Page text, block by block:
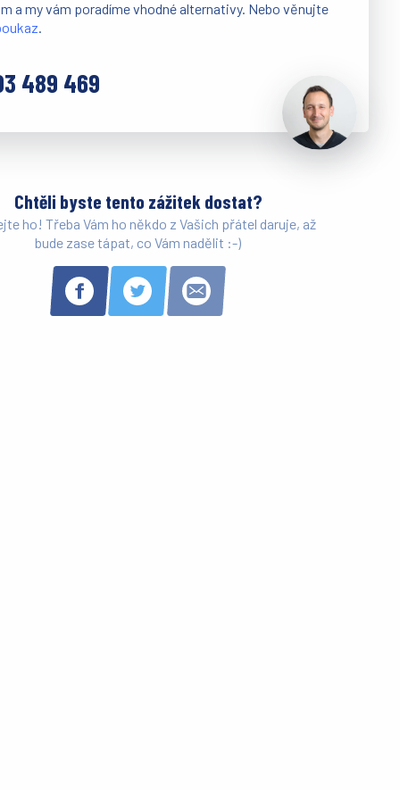
a my vám poradíme vhodné alternativy. Nebo věnujte
.
489 469
Chtěli byste tento zážitek dostat?
ho! Třeba Vám ho někdo z Vašich přátel daruje, až
bude zase tápat, co Vám nadělit :-)